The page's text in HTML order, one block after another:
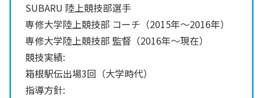
SUBARU 陸上競技部選手
専修大学陸上競技部 コーチ（2015年～2016年）
専修大学陸上競技部 監督（2016年～現在）
競技実績:
箱根駅伝出場3回（大学時代）
指導方針: